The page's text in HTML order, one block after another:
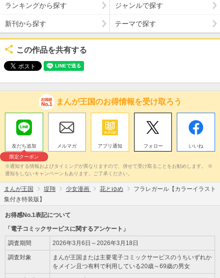
ランキングから探す ジャンルで探す
新刊から探す テーマで探す
この作品を共有する
まんが王国のお得情報を受け取ろう
友だち追加
限定クーポン
メルマガ アプリ通知 フォロー いいね
※通知する情報およびタイミングが異なりますので、併せて受け取ることをお勧めします。 ※
通知をしないキャンペーンもあります。ご了承ください。
まんが王国 堤翔 少女漫画 花とゆめ
フラレガール【カラーイラスト
集付き特装版】
お得感No.1表記について
「電子コミックサービスに関するアンケート」
調査期間 2026年3月6日～2026年3月18日
調査対象
まんが王国または主要電子コミックサービスのうちいずれか
をメイン且つ有料で利用している20歳～69歳の男女